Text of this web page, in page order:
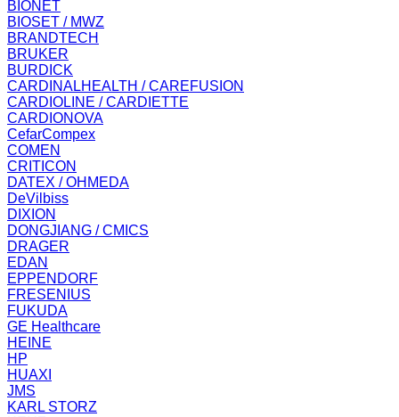
BIONET
BIOSET / MWZ
BRANDTECH
BRUKER
BURDICK
CARDINALHEALTH / CAREFUSION
CARDIOLINE / CARDIETTE
CARDIONOVA
CefarCompex
COMEN
CRITICON
DATEX / OHMEDA
DeVilbiss
DIXION
DONGJIANG / CMICS
DRAGER
EDAN
EPPENDORF
FRESENIUS
FUKUDA
GE Healthcare
HEINE
HP
HUAXI
JMS
KARL STORZ